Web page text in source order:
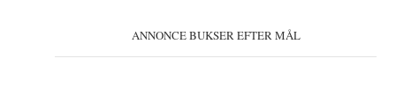
ANNONCE BUKSER EFTER MÅL